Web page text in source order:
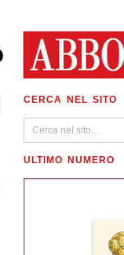
CERCA NEL SITO
ULTIMO NUMERO